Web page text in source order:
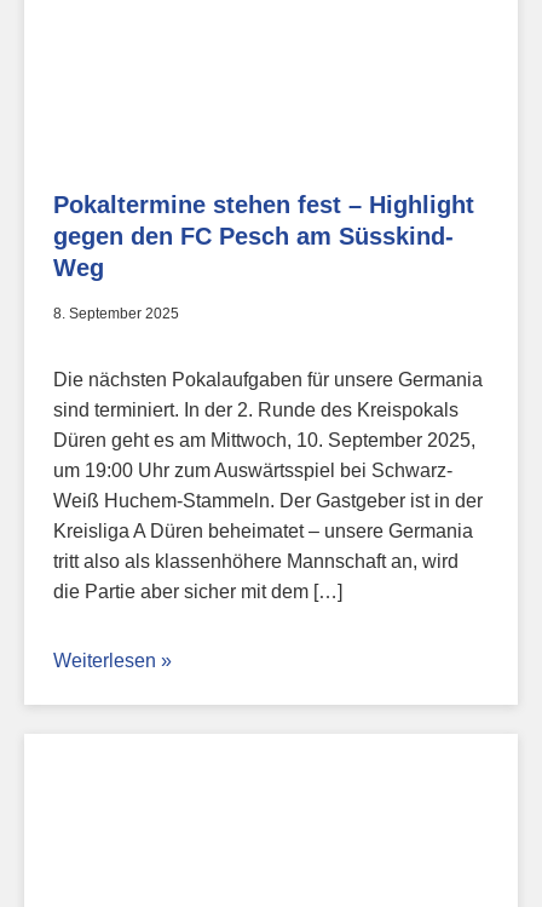
Pokaltermine stehen fest – Highlight
gegen den FC Pesch am Süsskind-
Weg
8. September 2025
Die nächsten Pokalaufgaben für unsere Germania
sind terminiert. In der 2. Runde des Kreispokals
Düren geht es am Mittwoch, 10. September 2025,
um 19:00 Uhr zum Auswärtsspiel bei Schwarz-
Weiß Huchem-Stammeln. Der Gastgeber ist in der
Kreisliga A Düren beheimatet – unsere Germania
tritt also als klassenhöhere Mannschaft an, wird
die Partie aber sicher mit dem […]
Weiterlesen »